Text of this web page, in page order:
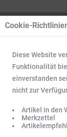
Cookie-
Diese Website
Funktionalität
einverstanden
nicht zur
Artikel in den
Merkzettel